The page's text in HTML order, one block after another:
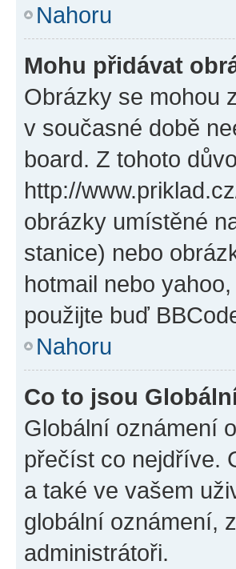
Nahoru
Mohu přidávat
Obrázky se mohou
v současné době
board. Z tohoto
http://
obrázky umístěné
stanice) nebo
hotmail nebo
použijte buď
Nahoru
Co to jsou
Globální oznámení
přečíst co nejdříve.
a také ve vašem
globální oznámení,
administrátoři.